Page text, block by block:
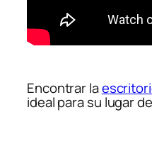
Encontrar la
ideal para su lugar